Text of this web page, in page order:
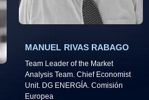
MANUEL RIVAS RABAGO
Team Leader of the Market
Analysis Team. Chief Economist
Unit. DG ENERGÍA. Comisión
Europea​